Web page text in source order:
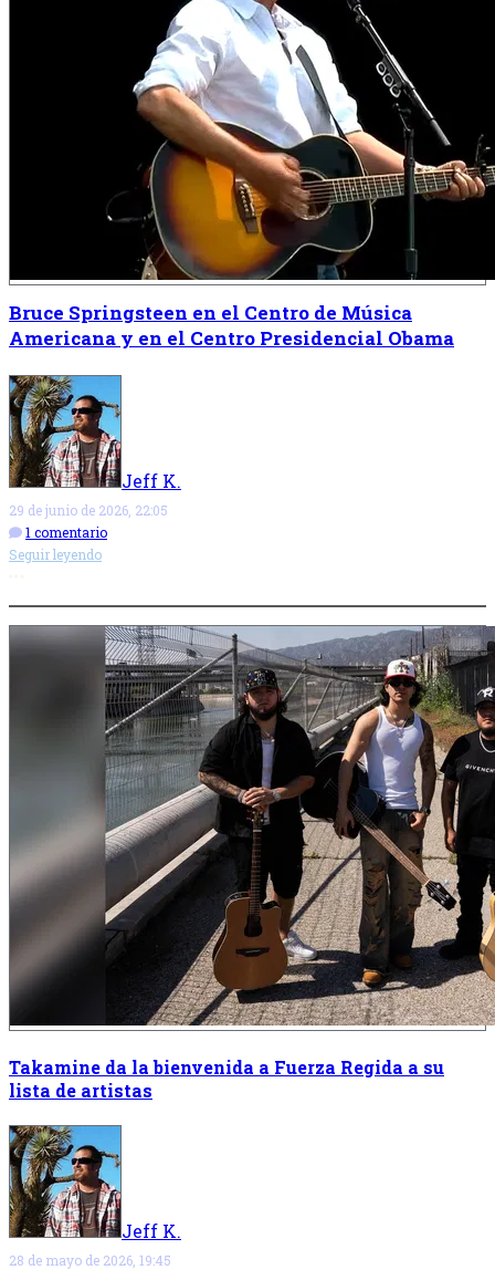
Bruce Springsteen en el Centro de Música
Americana y en el Centro Presidencial Obama
Jeff K.
29 de junio de 2026, 22:05
1 comentario
Seguir leyendo
Takamine da la bienvenida a Fuerza Regida a su
lista de artistas
Jeff K.
28 de mayo de 2026, 19:45